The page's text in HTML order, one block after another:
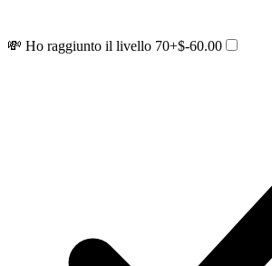
💸 Ho raggiunto il livello 70+$-60.00